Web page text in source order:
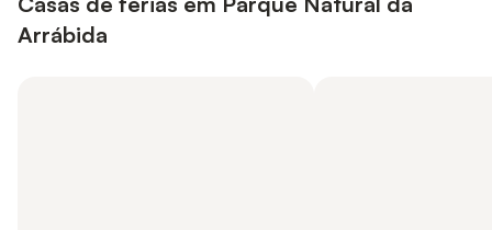
Arrábida